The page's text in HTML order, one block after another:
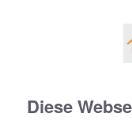
Diese